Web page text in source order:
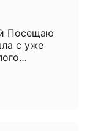
Посещаю
с уже
детали.